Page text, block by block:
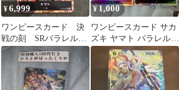
¥6,999
ワンピースカード 決
戦の刻 SRパラレル
ヤマト
¥ 1,000
ワンピースカード サカ
ズキ ヤマト パラレル 2
枚セット